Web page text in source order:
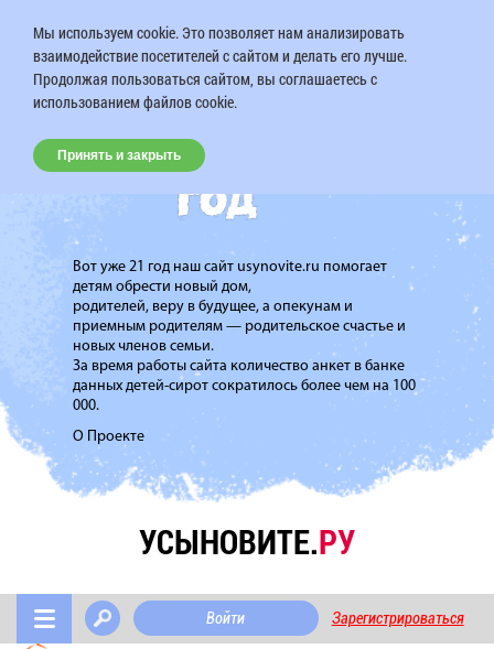
Вот уже 21 год наш сайт usynovite.ru помогает
детям обрести новый дом,
родителей, веру в будущее, а опекунам и
приемным родителям — родительское счастье и
новых членов семьи.
За время работы сайта количество анкет в банке
данных детей-сирот сократилось более чем на 100
000.
О Проекте
УСЫНОВИТЕ.РУ
Войти Зарегистрироваться
Мы используем cookie. Это позволяет нам анализировать
взаимодействие посетителей с сайтом и делать его лучше.
Продолжая пользоваться сайтом, вы соглашаетесь с
использованием файлов cookie.
Принять и закрыть